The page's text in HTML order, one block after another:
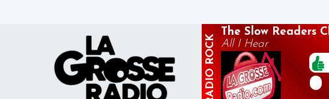
RADIO
ROCK
The Slow Readers
All I Hear